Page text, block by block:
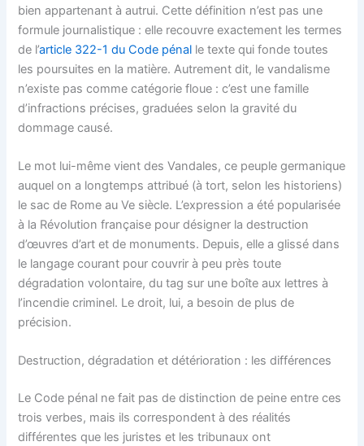
bien appartenant à autrui. Cette définition n’est pas une
formule journalistique : elle recouvre exactement les termes
de l’article 322-1 du Code pénal le texte qui fonde toutes
les poursuites en la matière. Autrement dit, le vandalisme
n’existe pas comme catégorie floue : c’est une famille
d’infractions précises, graduées selon la gravité du
dommage causé.
Le mot lui-même vient des Vandales, ce peuple germanique
auquel on a longtemps attribué (à tort, selon les historiens)
le sac de Rome au Ve siècle. L’expression a été popularisée
à la Révolution française pour désigner la destruction
d’œuvres d’art et de monuments. Depuis, elle a glissé dans
le langage courant pour couvrir à peu près toute
dégradation volontaire, du tag sur une boîte aux lettres à
l’incendie criminel. Le droit, lui, a besoin de plus de
précision.
Destruction, dégradation et détérioration : les différences
Le Code pénal ne fait pas de distinction de peine entre ces
trois verbes, mais ils correspondent à des réalités
différentes que les juristes et les tribunaux ont